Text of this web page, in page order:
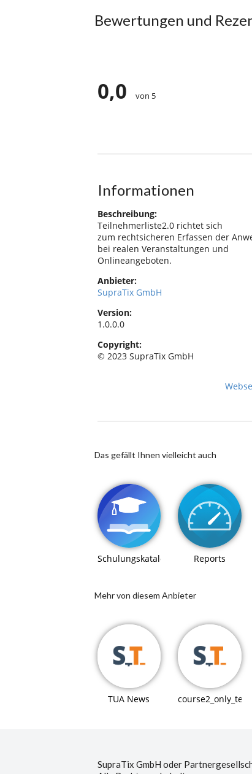
Bewertungen und
0,0 von 5
Informationen
Beschreibung:
Teilnehmerliste2.0 richtet sich
zum rechtsicheren Erfassen der
bei realen Veranstaltungen und
Onlineangeboten.
Anbieter:
SupraTix GmbH
Version:
1.0.0.0
Copyright:
© 2023 SupraTix GmbH
Das gefällt Ihnen vielleicht auch
Schulungskatalog Reports
Mehr von diesem Anbieter
TUA News
SupraTix GmbH oder